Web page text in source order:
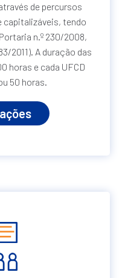
de percursos
capitalizáveis, tendo
n.º 230/2008,
2011). A duração das
horas e cada UFCD
50 horas.